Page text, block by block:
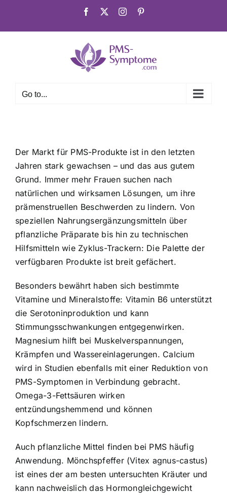
content
Facebook Instagram
Go to...
Der Markt für PMS-Produkte ist in den letzten
Jahren stark gewachsen – und das aus gutem
Grund. Immer mehr Frauen suchen nach
natürlichen und wirksamen Lösungen, um ihre
prämenstruellen Beschwerden zu lindern. Von
speziellen Nahrungsergänzungsmitteln über
pflanzliche Präparate bis hin zu technischen
Hilfsmitteln wie Zyklus-Trackern: Die Palette der
verfügbaren Produkte ist breit gefächert.
Besonders bewährt haben sich bestimmte
Vitamine und Mineralstoffe: Vitamin B6 unterstützt
die Serotoninproduktion und kann
Stimmungsschwankungen entgegenwirken.
Magnesium hilft bei Muskelverspannungen,
Krämpfen und Wassereinlagerungen. Calcium
wird in Studien ebenfalls mit einer Reduktion von
PMS-Symptomen in Verbindung gebracht.
Omega-3-Fettsäuren wirken
entzündungshemmend und können
Kopfschmerzen lindern.
Auch pflanzliche Mittel finden bei PMS häufig
Anwendung. Mönchspfeffer (Vitex agnus-castus)
ist eines der am besten untersuchten Kräuter und
kann nachweislich das Hormongleichgewicht